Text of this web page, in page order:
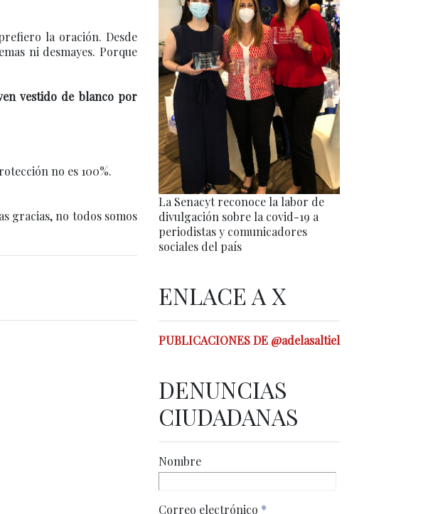
la oración. Desde
ni desmayes. Porque
vestido de blanco por
no es 100%.
gracias, no todos somos
La Senacyt reconoce la labor de
divulgación sobre la covid-19 a
periodistas y comunicadores
sociales del país
ENLACE A X
PUBLICACIONES DE @adelasaltiel
DENUNCIAS
CIUDADANAS
Nombre
Correo electrónico *